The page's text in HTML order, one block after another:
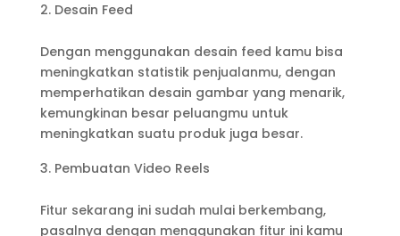
Desain Feed
Dengan menggunakan desain feed kamu bisa
meningkatkan statistik penjualanmu, dengan
memperhatikan desain gambar yang menarik,
kemungkinan besar peluangmu untuk
meningkatkan suatu produk juga besar.
Pembuatan Video Reels
Fitur sekarang ini sudah mulai berkembang,
pasalnya dengan menggunakan fitur ini kamu